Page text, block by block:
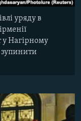
уряду в
у Нагірному
зупинити